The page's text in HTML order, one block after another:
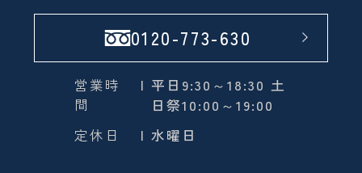
0120-773-630
営業時
間
| 平日9:30～18:30 土
日祭10:00～19:00
定休日
| 水曜日